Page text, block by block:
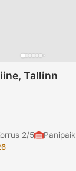
Tallinn
2/5 Panipaik